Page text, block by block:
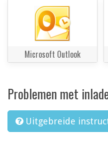
Microsoft Outlook
Problemen met
Uitgebreide